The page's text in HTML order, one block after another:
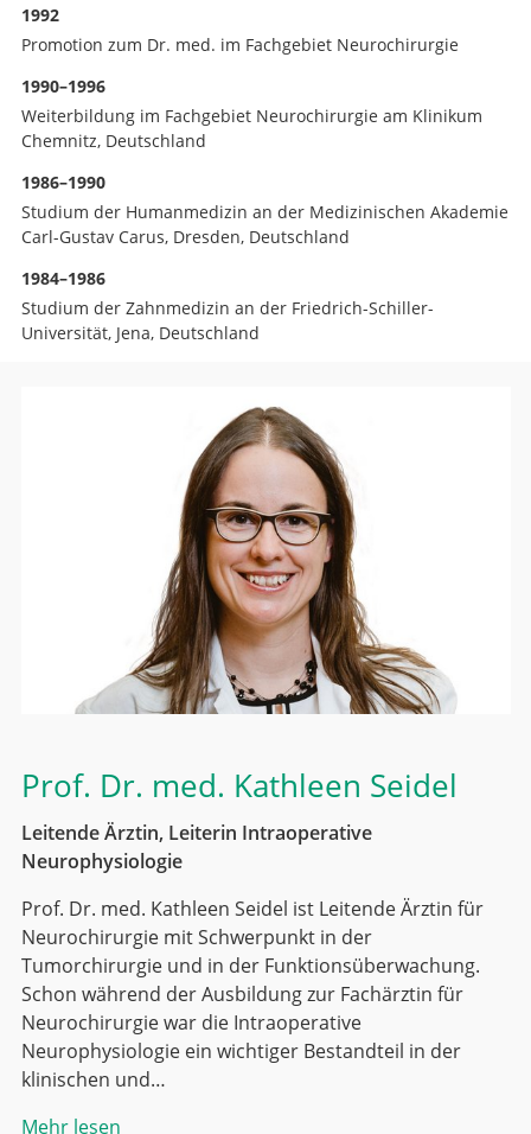
1992
Promotion zum Dr. med. im Fachgebiet Neurochirurgie
1990–1996
Weiterbildung im Fachgebiet Neurochirurgie am Klinikum
Chemnitz, Deutschland
1986–1990
Studium der Humanmedizin an der Medizinischen Akademie
Carl-Gustav Carus, Dresden, Deutschland
1984–1986
Studium der Zahnmedizin an der Friedrich-Schiller-
Universität, Jena, Deutschland
Prof. Dr. med. Kathleen Seidel
Leitende Ärztin, Leiterin Intraoperative
Neurophysiologie
Prof. Dr. med. Kathleen Seidel ist Leitende Ärztin für
Neurochirurgie mit Schwerpunkt in der
Tumorchirurgie und in der Funktionsüberwachung.
Schon während der Ausbildung zur Fachärztin für
Neurochirurgie war die Intraoperative
Neurophysiologie ein wichtiger Bestandteil in der
klinischen und…
Mehr lesen